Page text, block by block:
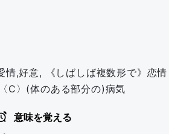
情,好意, 《しばしば複数形で》恋情
C〉(体のある部分の)病気
意味を覚える